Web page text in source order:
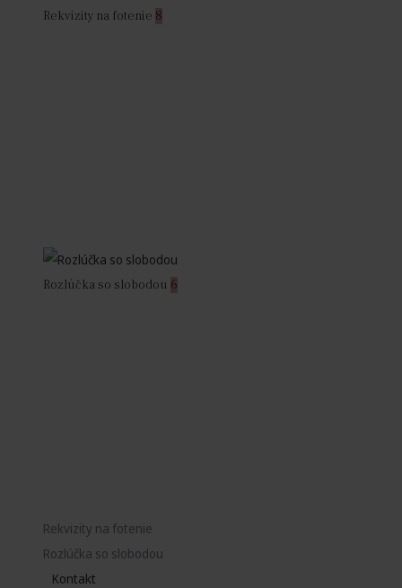
Rekvizity na fotenie 8
Rozlúčka so slobodou 6
Rekvizity na fotenie
Rozlúčka so slobodou
Kontakt